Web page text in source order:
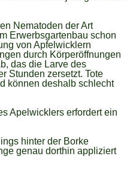
Nematoden der Art
Erwerbsgartenbau schon
von Apfelwicklern
durch Körperöffnungen
das die Larve des
Stunden zersetzt. Tote
können deshalb schlecht
Apelwicklers erfordert ein
hinter der Borke
genau dorthin appliziert